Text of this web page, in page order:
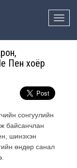
Toggle
Пен хоёр
сонгуулийн
байсанчлан
шинэхэн
өндөр санал